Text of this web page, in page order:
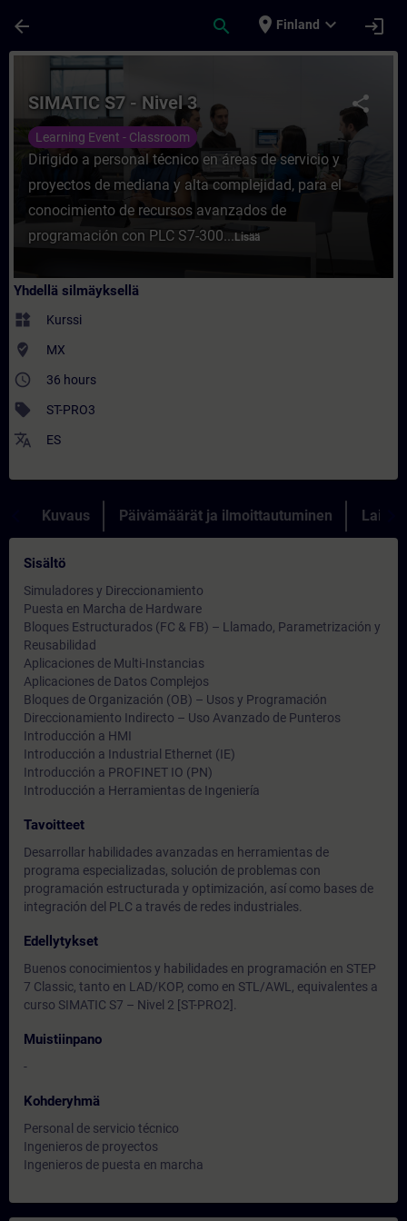
arrow_back search place Finland expand_more login
Kurssi - SIMATIC S7 - Nivel 3 - Koulutus
share
SIMATIC S7 - Nivel 3
Learning Event - Classroom
Dirigido a personal técnico en áreas de servicio y
proyectos de mediana y alta complejidad, para el
conocimiento de recursos avanzados de
programación con PLC S7-300... Lisää
Yhdellä silmäyksellä
widgets Kurssi
where_to_vote MX
access_time 36 hours
sell ST-PRO3
translate ES
Kuvaus Päivämäärät ja ilmoittautuminen
Sisältö
Simuladores y Direccionamiento
Puesta en Marcha de Hardware
Bloques Estructurados (FC & FB) – Llamado, Parametrización y
Reusabilidad
Aplicaciones de Multi-Instancias
Aplicaciones de Datos Complejos
Bloques de Organización (OB) – Usos y Programación
Direccionamiento Indirecto – Uso Avanzado de Punteros
Introducción a HMI
Introducción a Industrial Ethernet (IE)
Introducción a PROFINET IO (PN)
Introducción a Herramientas de Ingeniería
Tavoitteet
Desarrollar habilidades avanzadas en herramientas de
programa especializadas, solución de problemas con
programación estructurada y optimización, así como bases de
integración del PLC a través de redes industriales.
Edellytykset
Buenos conocimientos y habilidades en programación en STEP
7 Classic, tanto en LAD/KOP, como en STL/AWL, equivalentes a
curso SIMATIC S7 – Nivel 2 [ST-PRO2].
Muistiinpano
-
Kohderyhmä
Personal de servicio técnico
Ingenieros de proyectos
Ingenieros de puesta en marcha